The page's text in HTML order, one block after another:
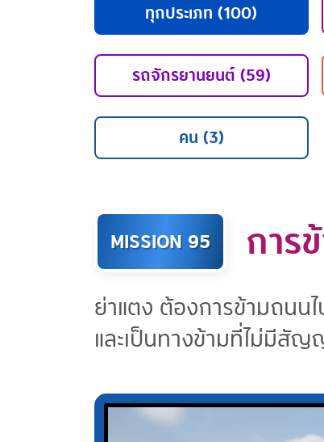
ทุกประเภท (100)
รถจักรยานยนต์ (59)
คน (3)
MISSION 95 การ
ย่าแตง ต้องการข้ามถนน
และเป็นทางข้ามที่ไม่มีสั